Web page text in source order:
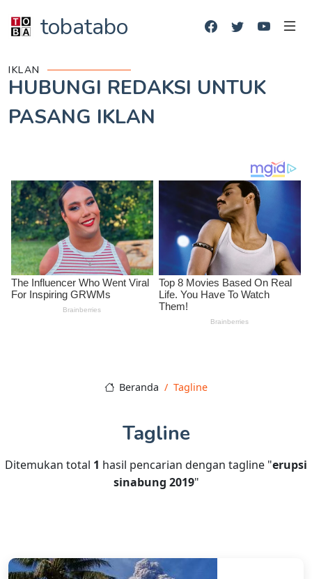
tobatabo
IKLAN
HUBUNGI REDAKSI UNTUK
PASANG IKLAN
Beranda Tagline
Tagline
Ditemukan total 1 hasil pencarian dengan tagline "erupsi
sinabung 2019"